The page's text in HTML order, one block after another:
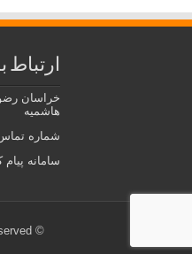
ارتباط
خراسان
هاشمیه
شماره تماس :
سامانه پیام
© Copyright 2026, All Rights Reserved